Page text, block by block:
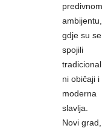
predivnom
ambijentu,
gdje su se
spojili
tradicional
ni običaji i
moderna
slavlja.
Novi grad,